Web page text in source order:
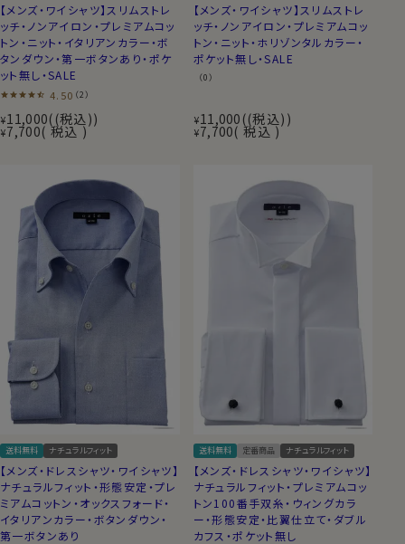
【メンズ・ワイシャツ】スリムストレ
ッチ・ノンアイロン・プレミアムコッ
トン・ニット・イタリアンカラー・ボ
タンダウン・第一ボタンあり・ポケ
ット無し・SALE
4.50 （2）
¥11,000 (税込)
¥7,700 税込
【メンズ・ワイシャツ】スリムストレ
ッチ・ノンアイロン・プレミアムコッ
トン・ニット・ホリゾンタルカラー・
ポケット無し・SALE
（0）
¥11,000 (税込)
¥7,700 税込
送料無料 ナチュラルフィット
【メンズ・ドレスシャツ・ワイシャツ】
ナチュラルフィット・形態安定・プレ
ミアムコットン・オックスフォード・
イタリアンカラー・ボタンダウン・
第一ボタンあり
送料無料 定番商品 ナチュラルフィット
【メンズ・ドレスシャツ・ワイシャツ】
ナチュラルフィット・プレミアムコッ
トン100番手双糸・ウィングカラ
ー・形態安定・比翼仕立て・ダブル
カフス・ポケット無し